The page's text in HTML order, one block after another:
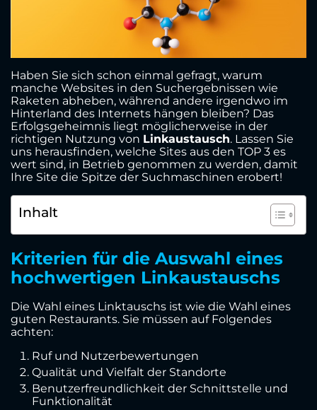
Haben Sie sich schon einmal gefragt, warum
manche Websites in den Suchergebnissen wie
Raketen abheben, während andere irgendwo im
Hinterland des Internets hängen bleiben? Das
Erfolgsgeheimnis liegt möglicherweise in der
richtigen Nutzung von Linkaustausch. Lassen Sie
uns herausfinden, welche Sites aus den TOP 3 es
wert sind, in Betrieb genommen zu werden, damit
Ihre Site die Spitze der Suchmaschinen erobert!
Inhalt
Kriterien für die Auswahl eines
hochwertigen Linkaustauschs
Die Wahl eines Linktauschs ist wie die Wahl eines
guten Restaurants. Sie müssen auf Folgendes
achten:
Ruf und Nutzerbewertungen
Qualität und Vielfalt der Standorte
Benutzerfreundlichkeit der Schnittstelle und
Funktionalität